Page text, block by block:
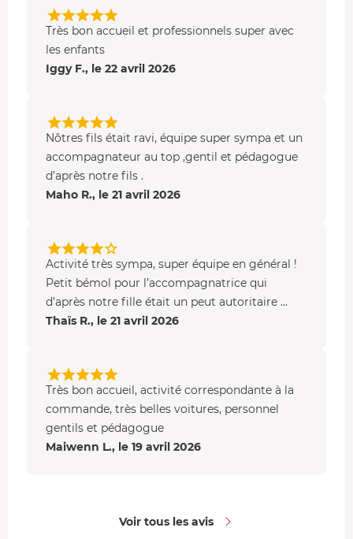
s’amuser
La piste junior du circuit de Lohéac est conçue pour les
jeunes pilotes. Son tracé mêle
Très bon accueil et professionnels super avec
les enfants
Iggy F., le 22 avril 2026
Nôtres fils était ravi, équipe super sympa et un
accompagnateur au top ,gentil et pédagogue
d’après notre fils .
Maho R., le 21 avril 2026
Activité très sympa, super équipe en général !
Petit bémol pour l’accompagnatrice qui
d’après notre fille était un peut autoritaire …
Thaïs R., le 21 avril 2026
Très bon accueil, activité correspondante à la
commande, très belles voitures, personnel
gentils et pédagogue
Maiwenn L., le 19 avril 2026
Voir tous les avis